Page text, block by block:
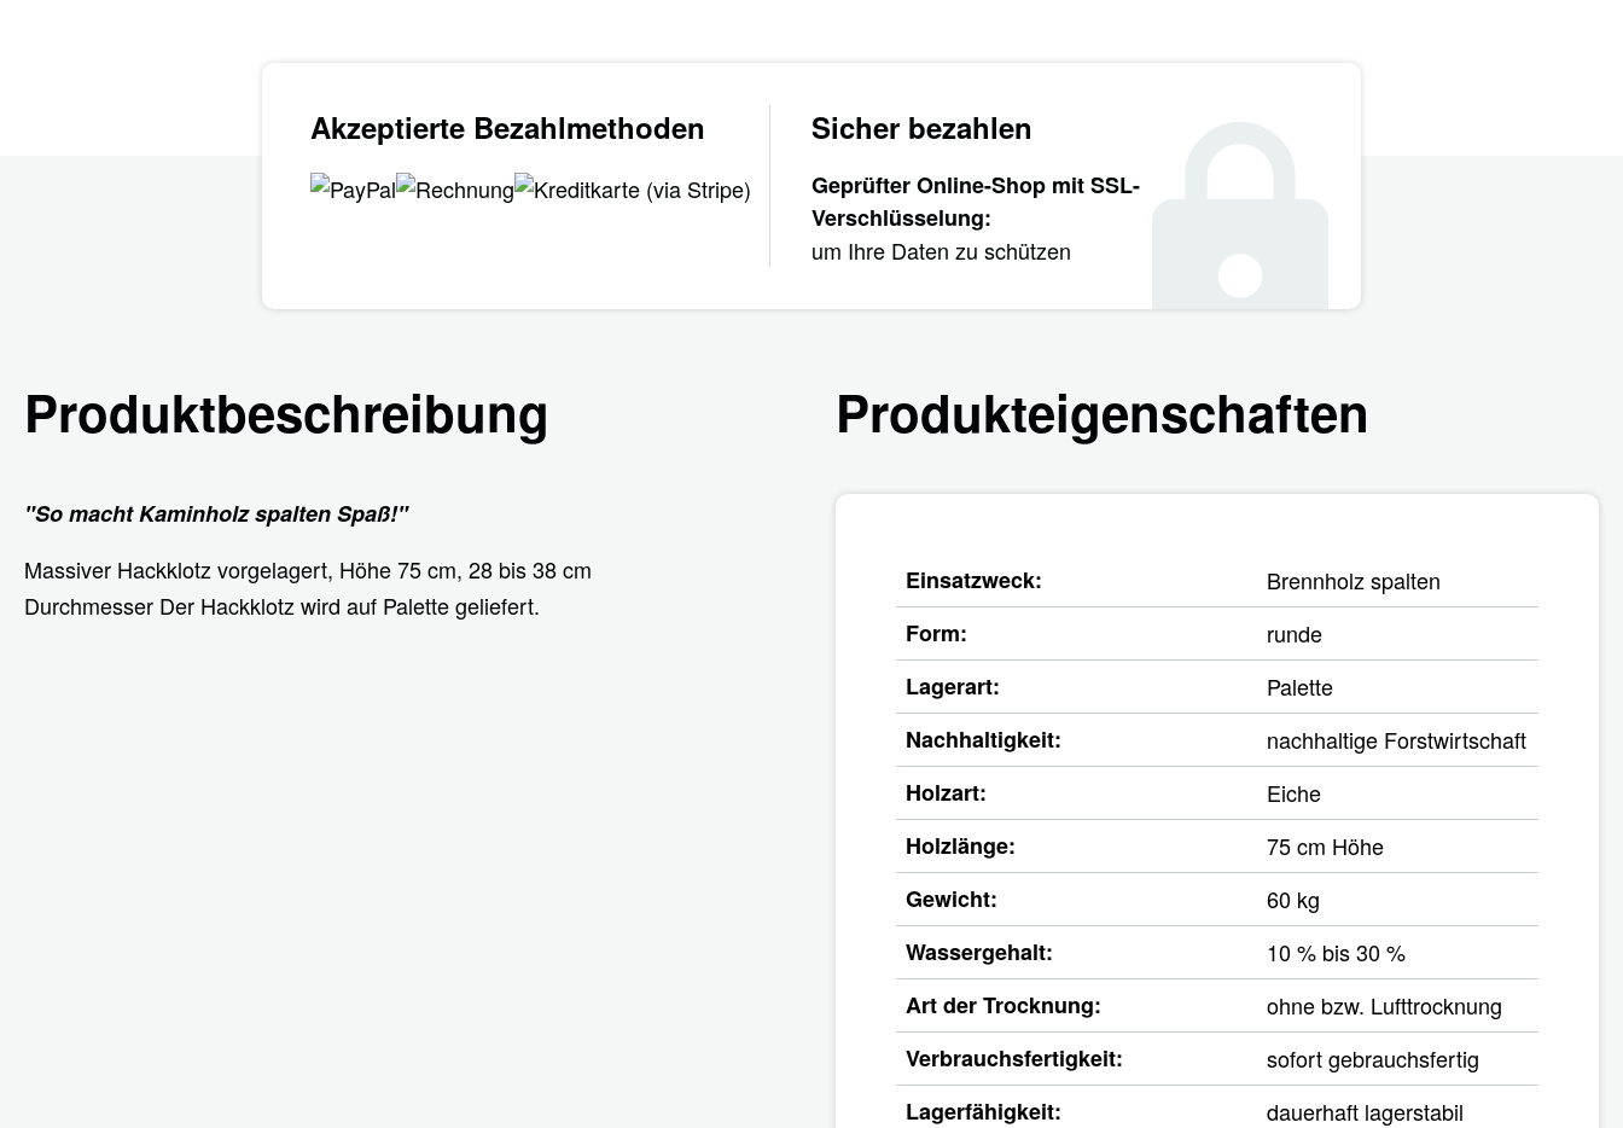
Akzeptierte Bezahlmethoden Sicher bezahlen
Geprüfter Online-Shop mit SSL-
Verschlüsselung:
um Ihre Daten zu schützen
Produktbeschreibung
"So macht Kaminholz spalten Spaß!"
Massiver Hackklotz vorgelagert, Höhe 75 cm, 28 bis 38 cm
Durchmesser Der Hackklotz wird auf Palette geliefert.
Produkteigenschaften
Einsatzweck:
Brennholz spalten
Form:
runde
Lagerart:
Palette
Nachhaltigkeit:
nachhaltige Forstwirtschaft
Holzart:
Eiche
Holzlänge:
75 cm Höhe
Gewicht:
60 kg
Wassergehalt:
10 % bis 30 %
Art der Trocknung:
ohne bzw. Lufttrocknung
Verbrauchsfertigkeit:
sofort gebrauchsfertig
Lagerfähigkeit:
dauerhaft lagerstabil